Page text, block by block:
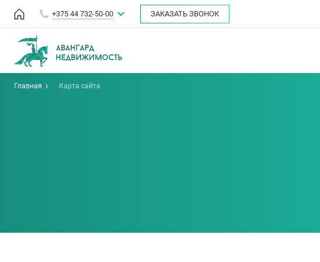
+375 44 732-50-00 ЗАКАЗАТЬ ЗВОНОК
Главная Карта сайта